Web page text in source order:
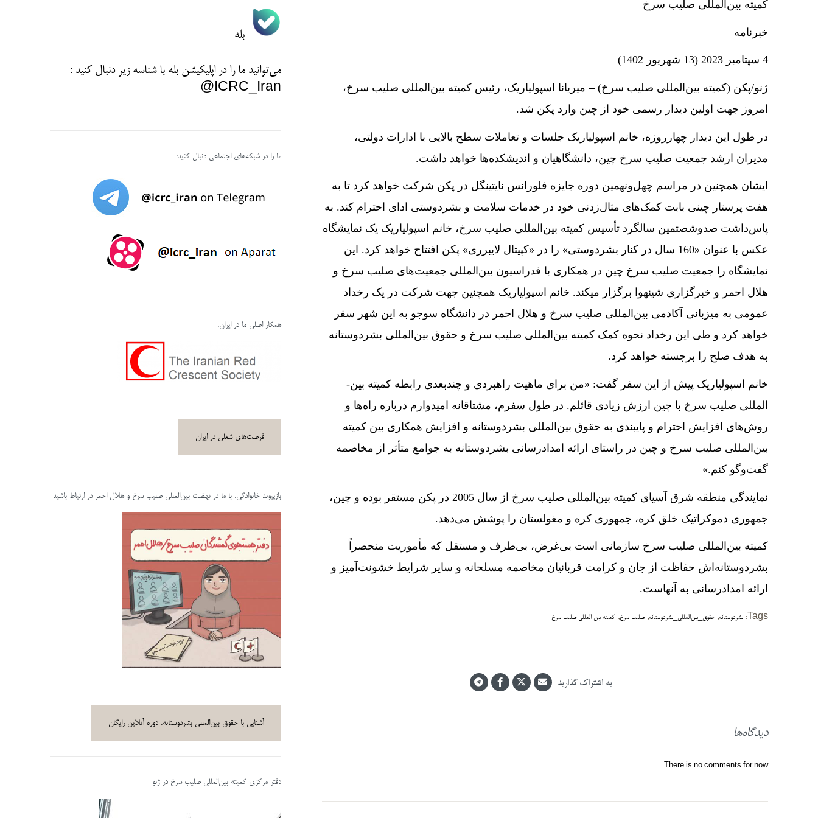
کمیته بین‌­المللی صلیب سرخ
خبرنامه
4 سپتامبر 2023 (13 شهریور 1402)
ژنو/پکن (کمیته بین‌­المللی صلیب سرخ) – میریانا اسپولیاریک، رئیس کمیته بین­‌المللی صلیب سرخ،
امروز جهت اولین دیدار رسمی خود از چین وارد پکن شد.
در طول این دیدار چهارروزه، خانم اسپولیاریک جلسات و تعاملات سطح بالایی با ادارات دولتی،
مدیران ارشد جمعیت صلیب سرخ چین، دانشگاهیان و اندیشکده­‌ها خواهد داشت.
ایشان همچنین در مراسم چهل­‌ونهمین دوره جایزه فلورانس نایتینگل در پکن شرکت خواهد کرد تا به
هفت پرستار چینی بابت کمک‌­های مثال‌­زدنی خود در خدمات سلامت و بشردوستی ادای احترام کند. به
پاس‌داشت صدوشصتمین سالگرد تأسیس کمیته بین‌­المللی صلیب سرخ، خانم اسپولیاریک یک نمایشگاه
عکس با عنوان «160 سال در کنار بشردوستی» را در «کپیتال لایبرری» پکن افتتاح خواهد کرد. این
نمایشگاه را جمعیت صلیب سرخ چین در همکاری با فدراسیون بین‌­المللی جمعیت‌­های صلیب سرخ و
هلال احمر و خبرگزاری شینهوا برگزار می­کند. خانم اسپولیاریک همچنین جهت شرکت در یک رخداد
عمومی به میزبانی آکادمی بین‌­المللی صلیب سرخ و هلال احمر در دانشگاه سوجو به این شهر سفر
خواهد کرد و طی این رخداد نحوه کمک کمیته بین‌­المللی صلیب سرخ و حقوق بین­‌المللی بشردوستانه
به هدف صلح را برجسته خواهد کرد.
خانم اسپولیاریک پیش از این سفر گفت: «من برای ماهیت راهبردی و چندبعدی رابطه کمیته بین‌­
المللی صلیب سرخ با چین ارزش زیادی قائلم. در طول سفرم، مشتاقانه امیدوارم درباره راه‌­ها و
روش‌­های افزایش احترام و پایبندی به حقوق بین‌­المللی بشردوستانه و افزایش همکاری بین کمیته
بین‌­المللی صلیب سرخ و چین در راستای ارائه امدادرسانی بشردوستانه به جوامع متأثر از مخاصمه
گفت‌­وگو کنم.»
نمایندگی منطقه شرق آسیای کمیته بین‌­المللی صلیب سرخ از سال 2005 در پکن مستقر بوده و چین،
جمهوری دموکراتیک خلق کره، جمهوری کره و مغولستان را پوشش می­‌دهد.
کمیته بین‌­المللی صلیب سرخ سازمانی است بی‌­غرض، بی‌­طرف و مستقل که مأموریت منحصراً
بشردوستانه‌­اش حفاظت از جان و کرامت قربانیان مخاصمه مسلحانه و سایر شرایط خشونت‌­آمیز و
ارائه امدادرسانی به آنهاست.
Tags: بشردوستانه,حقوق_بین‌المللی_بشردوستانه,صلیب سرخ, کمیته بین المللی صلیب سرخ
به اشتراک گذارید
دیدگاه‌ها
There is no comments for now.
بله
می‌توانید ما را در اپلیکیشن بله با شناسه زیردنبال کنید :
ICRC_Iran@
ما را در شبکه‌های اجتماعی دنبال کنید:
همکار اصلی ما در ایران:
فرصت‌های شغلی در ایران
بازپیوند خانوادگی: با ما در نهضت بین‌المللی صلیب سرخ و هلال احمر در ارتباط باشید
آشنایی با حقوق بین‌المللی بشردوستانه: دوره آنلاین رایگان
دفتر مرکزی کمیته بین‌المللی صلیب سرخ در ژنو